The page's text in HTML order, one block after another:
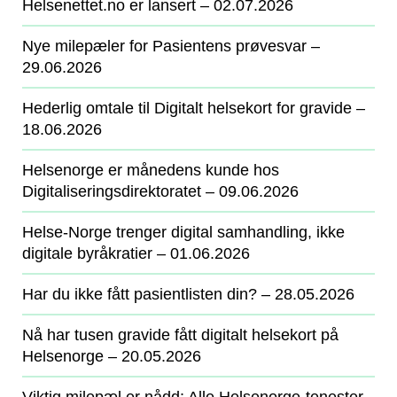
Helsenettet.no er lansert ‒ 02.07.2026
Nye milepæler for Pasientens prøvesvar ‒
29.06.2026
Hederlig omtale til Digitalt helsekort for gravide ‒
18.06.2026
Helsenorge er månedens kunde hos
Digitaliseringsdirektoratet ‒ 09.06.2026
Helse-Norge trenger digital samhandling, ikke
digitale byråkratier ‒ 01.06.2026
Har du ikke fått pasientlisten din? ‒ 28.05.2026
Nå har tusen gravide fått digitalt helsekort på
Helsenorge ‒ 20.05.2026